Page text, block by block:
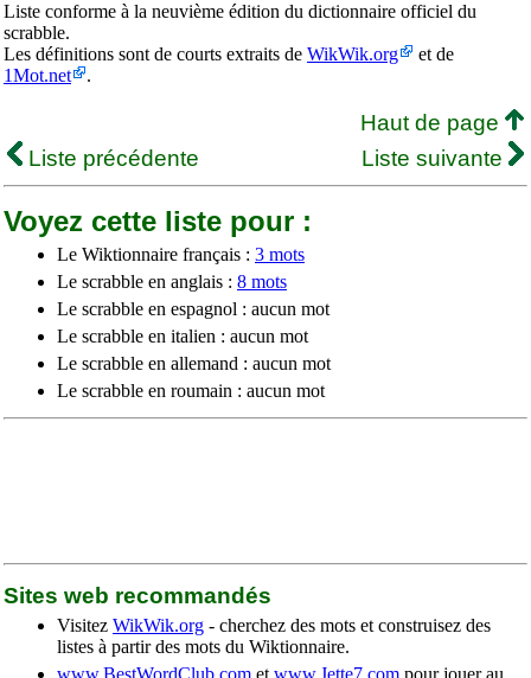
Liste conforme à la neuvième édition du dictionnaire officiel du
scrabble.
Les définitions sont de courts extraits de WikWik.org
et de
1Mot.net
.
Haut de page
Liste précédente
Liste suivante
Voyez cette liste pour :
Le Wiktionnaire français : 3 mots
Le scrabble en anglais : 8 mots
Le scrabble en espagnol : aucun mot
Le scrabble en italien : aucun mot
Le scrabble en allemand : aucun mot
Le scrabble en roumain : aucun mot
Sites web recommandés
Visitez WikWik.org - cherchez des mots et construisez des
listes à partir des mots du Wiktionnaire.
www.BestWordClub.com et www.Jette7.com pour jouer au